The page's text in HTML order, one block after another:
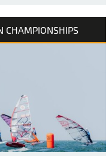
CHAMPIONSHIPS